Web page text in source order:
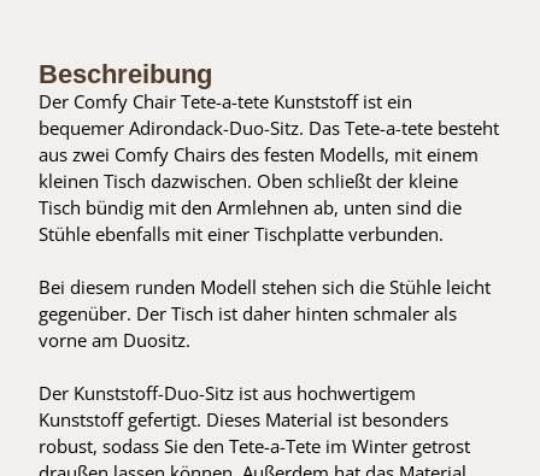
Beschreibung
Der Comfy Chair Tete-a-tete Kunststoff ist ein
bequemer Adirondack-Duo-Sitz. Das Tete-a-tete besteht
aus zwei Comfy Chairs des festen Modells, mit einem
kleinen Tisch dazwischen. Oben schließt der kleine
Tisch bündig mit den Armlehnen ab, unten sind die
Stühle ebenfalls mit einer Tischplatte verbunden.
Bei diesem runden Modell stehen sich die Stühle leicht
gegenüber. Der Tisch ist daher hinten schmaler als
vorne am Duositz.
Der Kunststoff-Duo-Sitz ist aus hochwertigem
Kunststoff gefertigt. Dieses Material ist besonders
robust, sodass Sie den Tete-a-Tete im Winter getrost